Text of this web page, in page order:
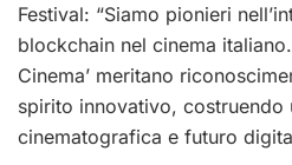
Festival: “Siamo pionieri
blockchain nel cinema
Cinema’ meritano
spirito innovativo, costruendo
cinematografica e futuro